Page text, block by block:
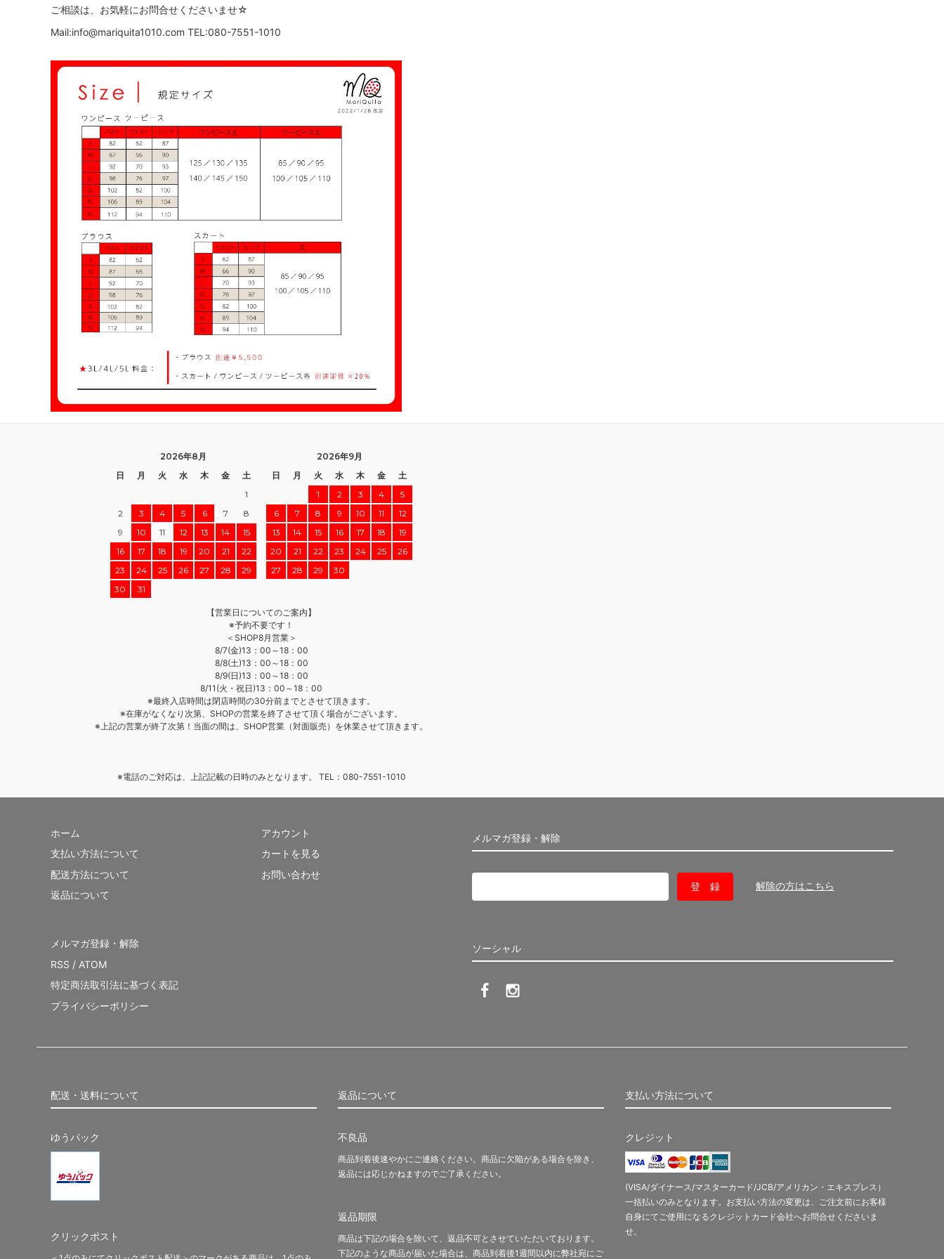
ご相談は、お気軽にお問合せくださいませ☆
Mail:info@mariquita1010.com TEL:080-7551-1010
2026年8月
日
月 火 水 木 金
土
1
2
3 4 5 6 7
8
9
10 11 12 13 14
15
16
17 18 19 20 21
22
23
24 25 26 27 28
29
30
31
2026年9月
日
月 火 水 木 金
土
1
2 3 4
5
6
7 8 9 10 11
12
13
14 15 16 17 18
19
20
21 22 23 24 25
26
27
28 29 30
【営業日についてのご案内】
※予約不要です！
＜SHOP8月営業＞
8/7(金)13：00～18：00
8/8(土)13：00～18：00
8/9(日)13：00～18：00
8/11(火・祝日)13：00～18：00
※最終入店時間は閉店時間の30分前までとさせて頂きます。
※在庫がなくなり次第、SHOPの営業を終了させて頂く場合がございます。
※上記の営業が終了次第！当面の間は、SHOP営業（対面販売）を休業させて頂きます。
※電話のご対応は、上記記載の日時のみとなります。 TEL：080-7551-1010
メルマガ登録・解除
解除の方はこちら
ホーム
支払い方法について
配送方法について
返品について
アカウント
カートを見る
お問い合わせ
ソーシャル
メルマガ登録・解除
RSS / ATOM
特定商法取引法に基づく表記
プライバシーポリシー
配送・送料について
ゆうパック
クリックポスト
返品について
不良品
商品到着後速やかにご連絡ください。商品に欠陥がある場合を除き、
返品には応じかねますのでご了承ください。
返品期限
商品は下記の場合を除いて、返品不可とさせていただいております。
下記のような商品が届いた場合は、商品到着後1週間以内に弊社宛にご
支払い方法について
クレジット
(VISA/ダイナース/マスターカード/JCB/アメリカン・エキスプレス）
一括払いのみとなります。お支払い方法の変更は、ご注文前にお客様
自身にてご使用になるクレジットカード会社へお問合せくださいま
せ。